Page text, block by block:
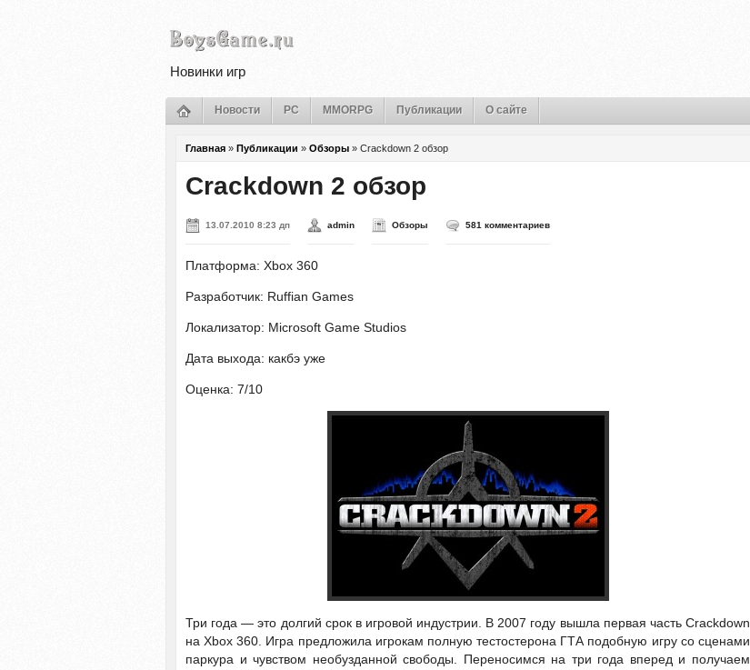
Новинки игр
Новости PC MMORPG Публикации О сайте
Главная » Публикации » Обзоры » Crackdown 2 обзор
Crackdown 2 обзор
13.07.2010 8:23 дп admin Обзоры 581 комментариев
Платформа: Xbox 360
Разработчик: Ruffian Games
Локализатор: Microsoft Game Studios
Дата выхода: какбэ уже
Оценка: 7/10
Три года — это долгий срок в игровой индустрии. В 2007 году вышла первая часть Crackdown
на Xbox 360. Игра предложила игрокам полную тестостерона ГТА подобную игру со сценами
паркура и чувством необузданной свободы. Переносимся на три года вперед и получаем